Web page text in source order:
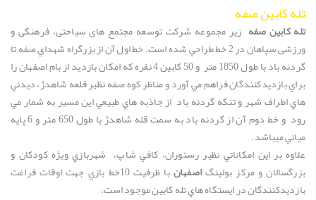
تله کابین صفه
كابين صفهزیر مجموعه شرکت توسعه مجتمع های سیاحتی، فرهنگی و
ورزشی سپاهان در 2 خط طراحي شده است. خط اول آن از بزرگراه شهداي صفه تا
گردنه باد با طول 1850 متر و 50 كابين 4 نفره كه امكان بازديد از بام اصفهان را
براي بازديدكنندگان فراهم مي آورد و مناظر كوه صفه نظير قلعه شاهدژ، ديدني
هاي اطراف شهر و تنگه گردنه باد از جاذبه هاي طبيعي اين مسير به شمار مي
رود و خط دوم آن از گردنه باد به سمت قله شاهدژ با طول 650 متر و 6 پايه
مياني مي­باشد.
علاوه بر اين امكاناتي نظير رستوران، كافي شاپ، شهربازي ويژه كودكان و
بزرگسالان و مركز بولينگاصفهان
با ظرفيت 10خط بازي جهت اوقات فراغت
بازديدكنندگان در ايستگاه هاي تله كابين موجود است.